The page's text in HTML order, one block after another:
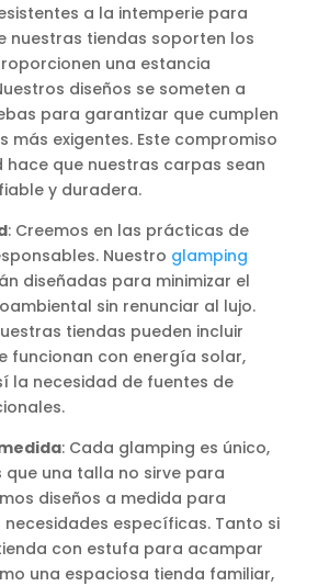
a la intemperie para
nuestras tiendas soporten los
una estancia
diseños se someten a
para garantizar que cumplen
más exigentes. Este compromiso
hace que nuestras carpas sean
y duradera.
: Creemos en las prácticas de
Nuestro glamping
diseñadas para minimizar el
sin renunciar al lujo.
tiendas pueden incluir
funcionan con energía solar,
la necesidad de fuentes de
: Cada glamping es único,
que una talla no sirve para
diseños a medida para
específicas. Tanto si
con estufa para acampar
una espaciosa tienda familiar,